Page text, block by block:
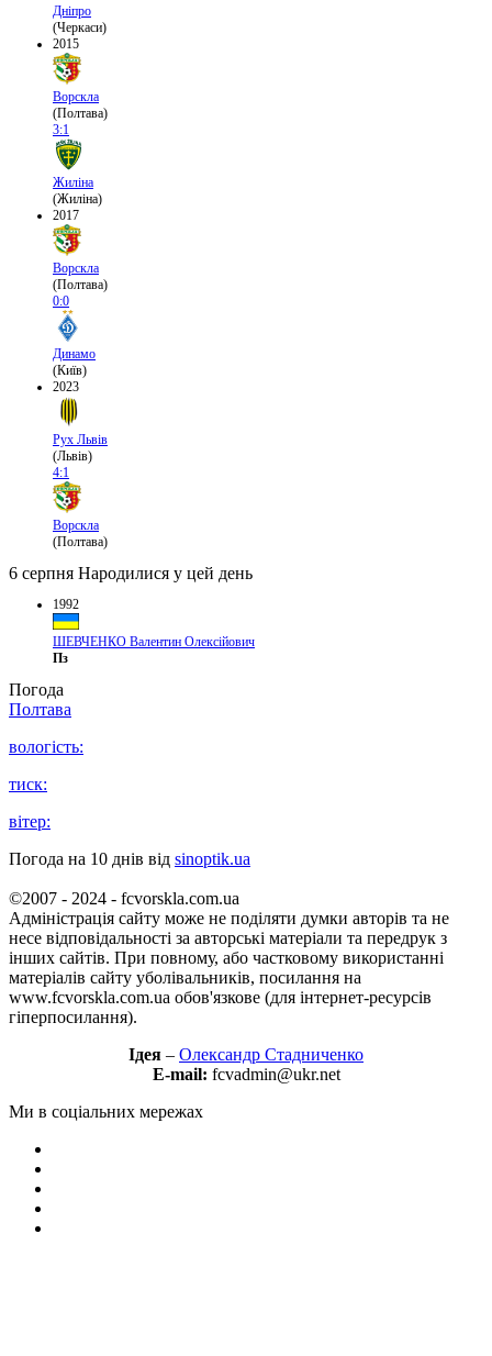
Дніпро
(Черкаси)
2015
Ворскла
(Полтава)
3:1
Жиліна
(Жиліна)
2017
Ворскла
(Полтава)
0:0
Динамо
(Київ)
2023
Рух Львів
(Львів)
4:1
Ворскла
(Полтава)
6 серпня Народилися у цей день
1992
ШЕВЧЕНКО Валентин Олексійович
Пз
Погода
Полтава
вологість:
тиск:
вітер:
Погода на 10 днів від sinoptik.ua
©2007 - 2024 - fcvorskla.com.ua
Адміністрація сайту може не поділяти думки авторів та не
несе відповідальності за авторські матеріали та передрук з
інших сайтів. При повному, або частковому використанні
матеріалів сайту уболівальників, посилання на
www.fcvorskla.com.ua обов'язкове (для інтернет-ресурсів
гіперпосилання).
Ідея – Олександр Стадниченко
E-mail: fcvadmin@ukr.net
Ми в соціальних мережах